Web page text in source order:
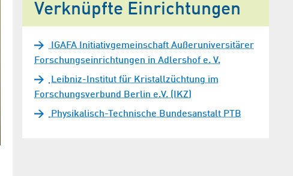
Verknüpfte Einrichtungen
IGAFA Initiativgemeinschaft Außeruniversitärer
Forschungseinrichtungen in Adlershof e. V.
Leibniz-Institut für Kristallzüchtung im
Forschungsverbund Berlin e.V. (IKZ)
Physikalisch-Technische Bundesanstalt PTB